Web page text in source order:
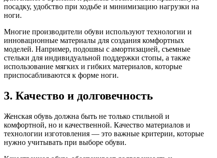
посадку, удобство при ходьбе и минимизацию нагрузки на
ноги.
Многие производители обуви используют технологии и
инновационные материалы для создания комфортных
моделей. Например, подошвы с амортизацией, съемные
стельки для индивидуальной поддержки стопы, а также
использование мягких и гибких материалов, которые
приспосабливаются к форме ноги.
3. Качество и долговечность
Женская обувь должна быть не только стильной и
комфортной, но и качественной. Качество материалов и
технологии изготовления — это важные критерии, которые
нужно учитывать при выборе обуви.